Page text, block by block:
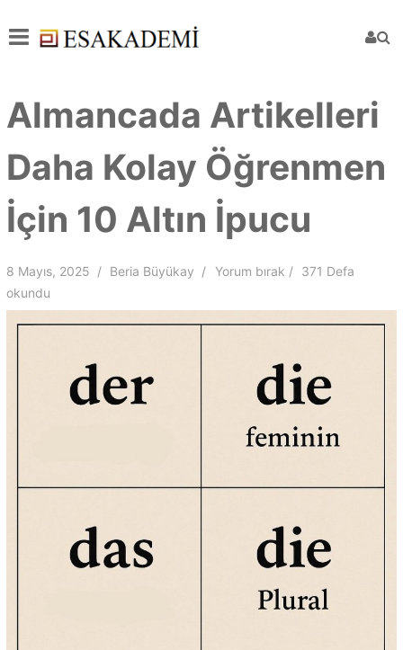
Almancada Artikelleri
Daha Kolay Öğrenmen
İçin 10 Altın İpucu
8 Mayıs, 2025 Beria Büyükay Yorum bırak
371 Defa
okundu